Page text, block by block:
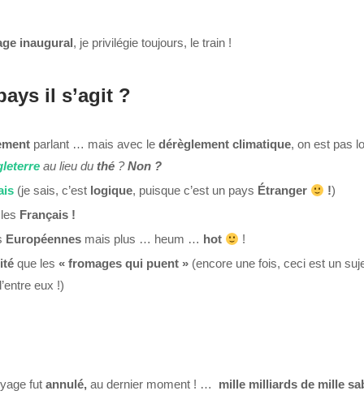
inaugural, je privilégie toujours, le train !
il s’agit ?
parlant … mais avec le dérèglement climatique, on est pas
au lieu du thé ?Non ?
(je sais, c’est logique, puisque c’est un pays Étranger !)
Français !
Européennes mais plus … heum … hot
!
que les « fromages qui puent » (encore une fois, ceci est un
eux !)
fut annulé, au dernier moment ! … mille milliards de mille